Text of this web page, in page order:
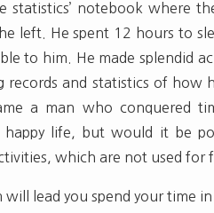
statistics’ notebook where
left. He spent 12 hours to
to him. He made splendid
records and statistics of how
a man who conquered
happy life, but would it be
which are not used for
will lead you spend your time